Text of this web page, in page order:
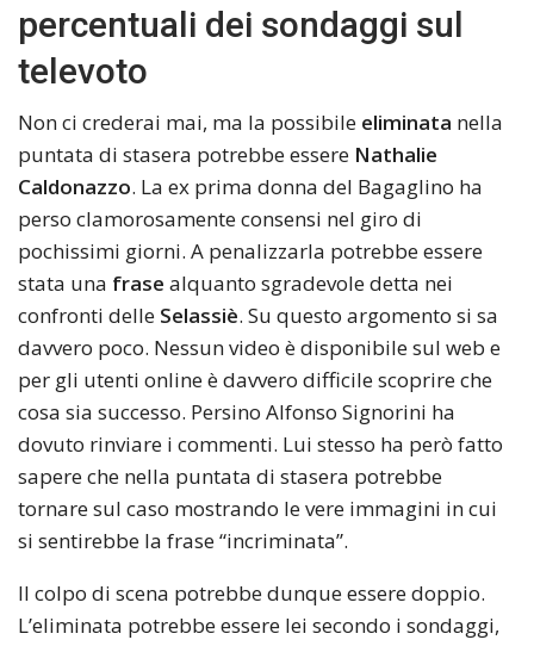
percentuali dei sondaggi sul
televoto
Non ci crederai mai, ma la possibile eliminata nella
puntata di stasera potrebbe essere Nathalie
Caldonazzo. La ex prima donna del Bagaglino ha
perso clamorosamente consensi nel giro di
pochissimi giorni. A penalizzarla potrebbe essere
stata una frase alquanto sgradevole detta nei
confronti delle Selassiè. Su questo argomento si sa
davvero poco. Nessun video è disponibile sul web e
per gli utenti online è davvero difficile scoprire che
cosa sia successo. Persino Alfonso Signorini ha
dovuto rinviare i commenti. Lui stesso ha però fatto
sapere che nella puntata di stasera potrebbe
tornare sul caso mostrando le vere immagini in cui
si sentirebbe la frase “incriminata”.
Il colpo di scena potrebbe dunque essere doppio.
L’eliminata potrebbe essere lei secondo i sondaggi,